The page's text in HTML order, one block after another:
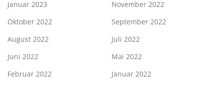
Januar 2023
November 2022
Oktober 2022
September 2022
August 2022
Juli 2022
Juni 2022
Mai 2022
Februar 2022
Januar 2022